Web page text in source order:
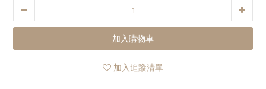
加入購物車
加入追蹤清單